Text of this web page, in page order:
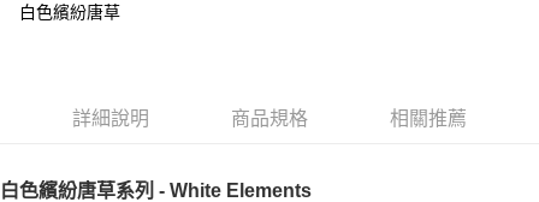
白色繽紛唐草
詳細說明 商品規格 相關推薦
白色繽紛唐草系列 - White Elements